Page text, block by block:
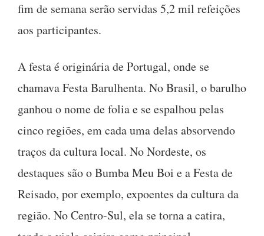
fim de semana serão servidas 5,2 mil refeições
aos participantes.
A festa é originária de Portugal, onde se
chamava Festa Barulhenta. No Brasil, o barulho
ganhou o nome de folia e se espalhou pelas
cinco regiões, em cada uma delas absorvendo
traços da cultura local. No Nordeste, os
destaques são o Bumba Meu Boi e a Festa de
Reisado, por exemplo, expoentes da cultura da
região. No Centro-Sul, ela se torna a catira,